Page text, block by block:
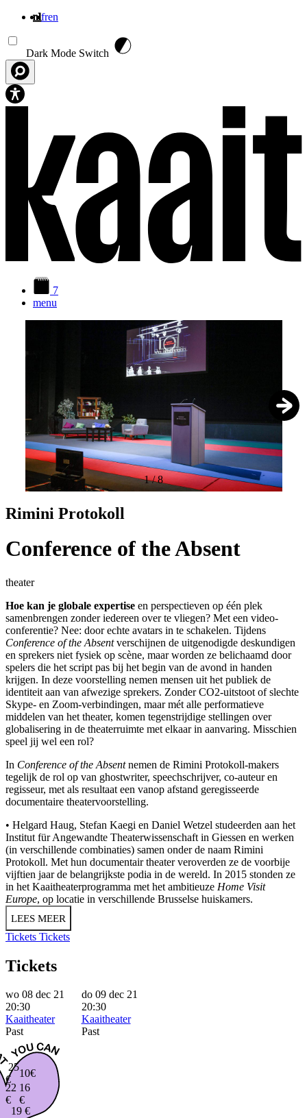
nlfren
Dark Mode Switch
7
menu
1/8
Rimini Protokoll
Conference of the Absent
theater
Hoe kan je globale expertise en perspectieven op één plek
samenbrengen zonder iedereen over te vliegen? Met een video-
conferentie? Nee: door echte avatars in te schakelen. Tijdens
Conference of the Absentverschijnen de uitgenodigde deskundigen
en sprekers niet fysiek op scène, maar worden ze belichaamd door
spelers die het script pas bij het begin van de avond in handen
krijgen. In deze voorstelling nemen mensen uit het publiek de
identiteit aan van afwezige sprekers. Zonder CO2-uitstoot of slechte
Skype- en Zoom-verbindingen, maar mét alle performatieve
middelen van het theater, komen tegenstrijdige stellingen over
globalisering in de theaterruimte met elkaar in aanvaring. Misschien
speel jij wel een rol?
In Conference of the Absentnemen de Rimini Protokoll-makers
tegelijk de rol op van ghostwriter, speechschrijver, co-auteur en
regisseur, met als resultaat een vanop afstand geregisseerde
documentaire theatervoorstelling.
• Helgard Haug, Stefan Kaegi en Daniel Wetzel studeerden aan het
Institut für Angewandte Theaterwissenschaft in Giessen en werken
(in verschillende combinaties) samen onder de naam Rimini
Protokoll. Met hun documentair theater veroverden ze de voorbije
vijftien jaar de belangrijkste podia in de wereld. In 2015 stonden ze
in het Kaaitheaterprogramma met het ambitieuze Home Visit
Europe, op locatie in verschillende Brusselse huiskamers.
LEES MEER
Tickets Tickets
Tickets
wo 08 dec 21
20:30
Kaaitheater
Past
do 09 dec 21
20:30
Kaaitheater
Past
25
€
22
€
19 €
16
€
10€